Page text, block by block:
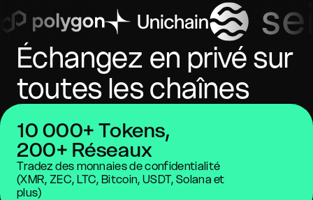
Échangez en privé sur
toutes les chaînes
10 000+ Tokens,
200+ Réseaux
Tradez des monnaies de confidentialité
(XMR, ZEC, LTC, Bitcoin, USDT, Solana et
plus)